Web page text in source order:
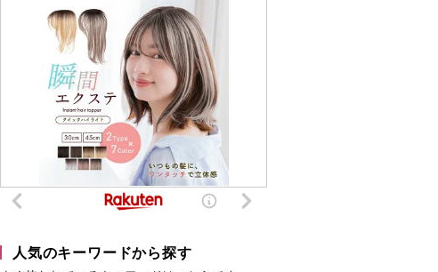
人気のキーワードから探す